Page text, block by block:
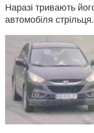
Наразі тривають
автомобіля стрільця.